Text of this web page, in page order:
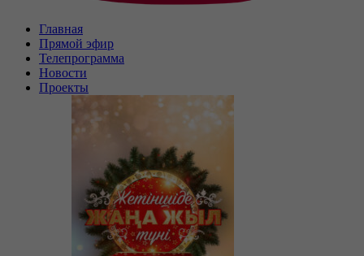
Главная
Прямой эфир
Телепрограмма
Новости
Проекты